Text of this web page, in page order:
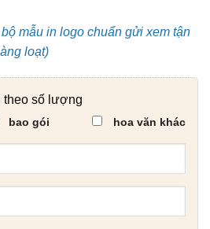
mẫu in logo chuẩn gửi xem tận
loạt)
theo số lượng
bao gói hoa văn khác